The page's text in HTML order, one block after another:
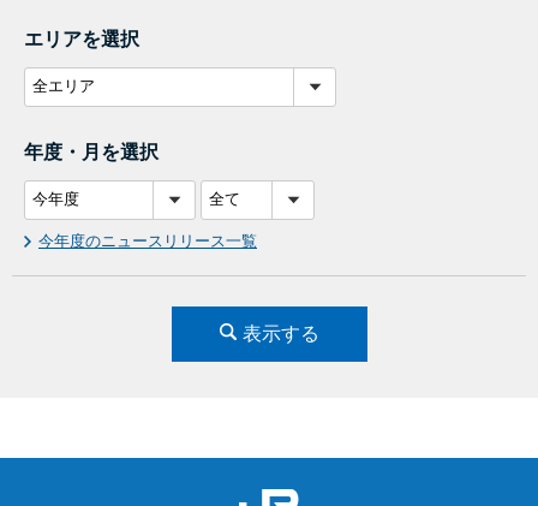
エリアを選択
年度・月を選択
今年度のニュースリリース一覧
表示する